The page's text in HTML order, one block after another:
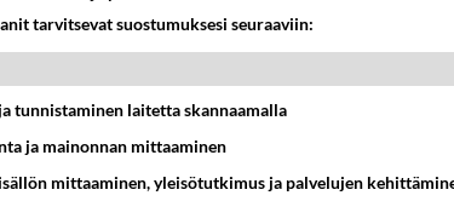
tarvitsevat suostumuksesi seuraaviin:
tunnistaminen laitetta skannaamalla
ja mainonnan mittaaminen
mittaaminen, yleisötutkimus ja palvelujen